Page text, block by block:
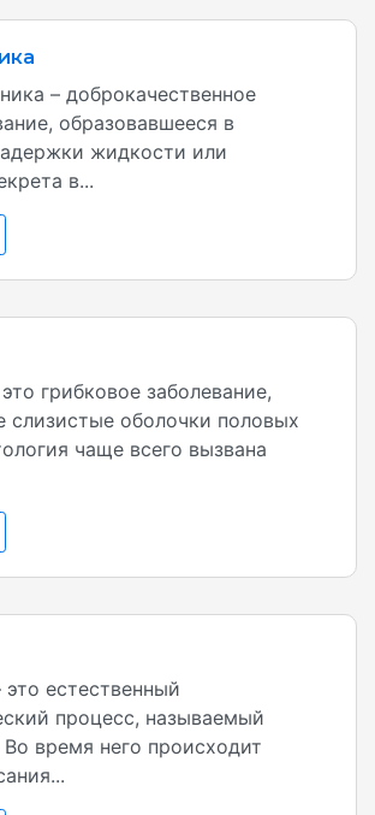
– доброкачественное
образовавшееся в
жидкости или
в...
грибковое заболевание,
оболочки половых
чаще всего вызвана
естественный
процесс, называемый
время него происходит